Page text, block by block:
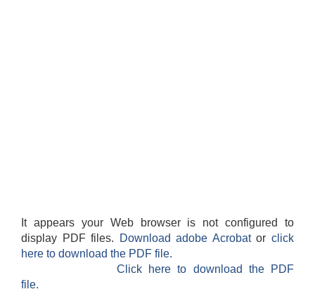
It appears your Web browser is not configured to
display PDF files.
Download adobe Acrobatorclick
here to download the PDF file.
Click here to download the PDF
file.